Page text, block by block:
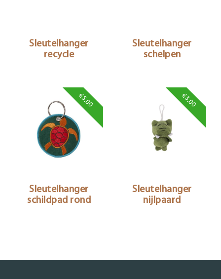
Sleutelhanger
recycle
Sleutelhanger
schelpen
€5,00
Sleutelhanger
schildpad rond
€3,00
Sleutelhanger
nijlpaard